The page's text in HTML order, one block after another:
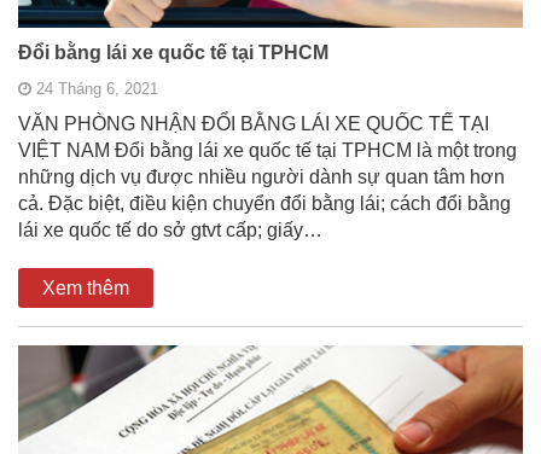
Đổi bằng lái xe quốc tế tại TPHCM
24 Tháng 6, 2021
VĂN PHÒNG NHẬN ĐỔI BẰNG LÁI XE QUỐC TẾ TẠI
VIỆT NAM Đổi bằng lái xe quốc tế tại TPHCM là một trong
những dịch vụ được nhiều người dành sự quan tâm hơn
cả. Đặc biệt, điều kiện chuyển đổi bằng lái; cách đổi bằng
lái xe quốc tế do sở gtvt cấp; giấy…
Xem thêm